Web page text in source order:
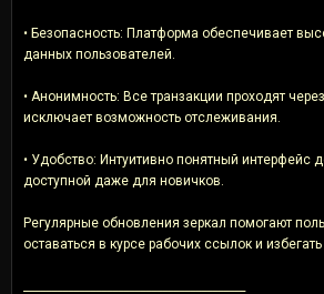
• Безопасность: Платформа обеспечивает
данных пользователей.
• Анонимность: Все транзакции проходят
исключает возможность отслеживания.
• Удобство: Интуитивно понятный интерфейс
доступной даже для новичков.
Регулярные обновления зеркал помогают
оставаться в курсе рабочих ссылок и